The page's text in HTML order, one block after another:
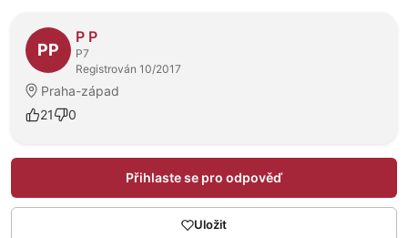
O prodejci
PP
P P
P7
Registrován 10/2017
Praha-západ
21
0
Přihlaste se pro odpověď
Uložit